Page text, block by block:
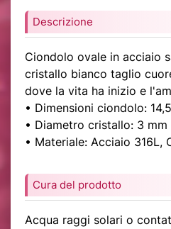
Descrizione
Ciondolo ovale in acciaio
cristallo bianco taglio
dove la vita ha inizio e
• Dimensioni ciondolo:
• Diametro cristallo: 3 mm
• Materiale: Acciaio 316L,
Cura del prodotto
Acqua raggi solari o